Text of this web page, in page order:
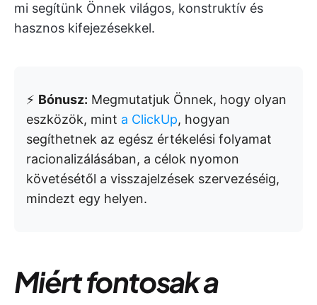
mi segítünk Önnek világos, konstruktív és
hasznos kifejezésekkel.
⚡️ Bónusz: Megmutatjuk Önnek, hogy olyan
eszközök, mint a ClickUp, hogyan
segíthetnek az egész értékelési folyamat
racionalizálásában, a célok nyomon
követésétől a visszajelzések szervezéséig,
mindezt egy helyen.
Miért fontosak a